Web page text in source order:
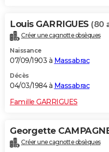
Louis GARRIGUES (80
Créer une cagnotte obsèques
Naissance
07/09/1903 à Massabrac
Décès
04/03/1984 à Massabrac
Famille GARRIGUES
Georgette
Créer une cagnotte obsèques